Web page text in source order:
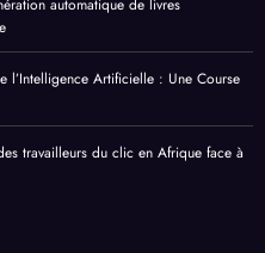
automatique de livres
l’Intelligence Artificielle : Une Course
travailleurs du clic en Afrique face à